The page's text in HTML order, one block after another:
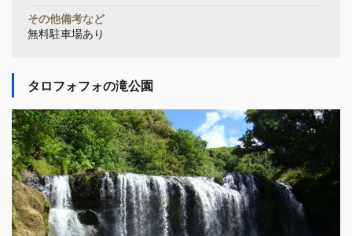
その他備考など
無料駐車場あり
タロフォフォの滝公園